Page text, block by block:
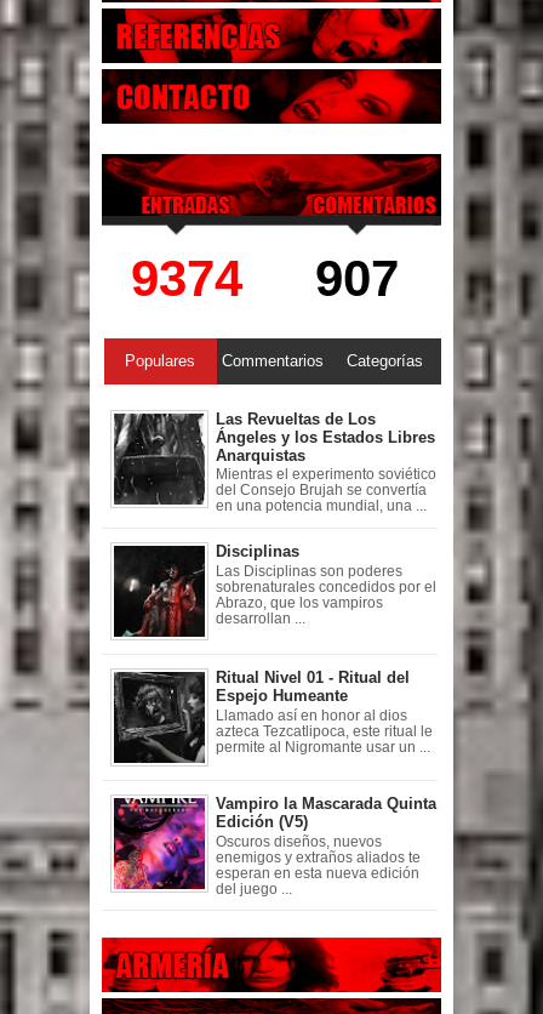
9374 907
Populares Commentarios Categorías
Las Revueltas de Los
Ángeles y los Estados Libres
Anarquistas
Mientras el experimento soviético
del Consejo Brujah se convertía
en una potencia mundial, una ...
Disciplinas
Las Disciplinas son poderes
sobrenaturales concedidos por el
Abrazo, que los vampiros
desarrollan ...
Ritual Nivel 01 - Ritual del
Espejo Humeante
Llamado así en honor al dios
azteca Tezcatlipoca, este ritual le
permite al Nigromante usar un ...
Vampiro la Mascarada Quinta
Edición (V5)
Oscuros diseños, nuevos
enemigos y extraños aliados te
esperan en esta nueva edición
del juego ...